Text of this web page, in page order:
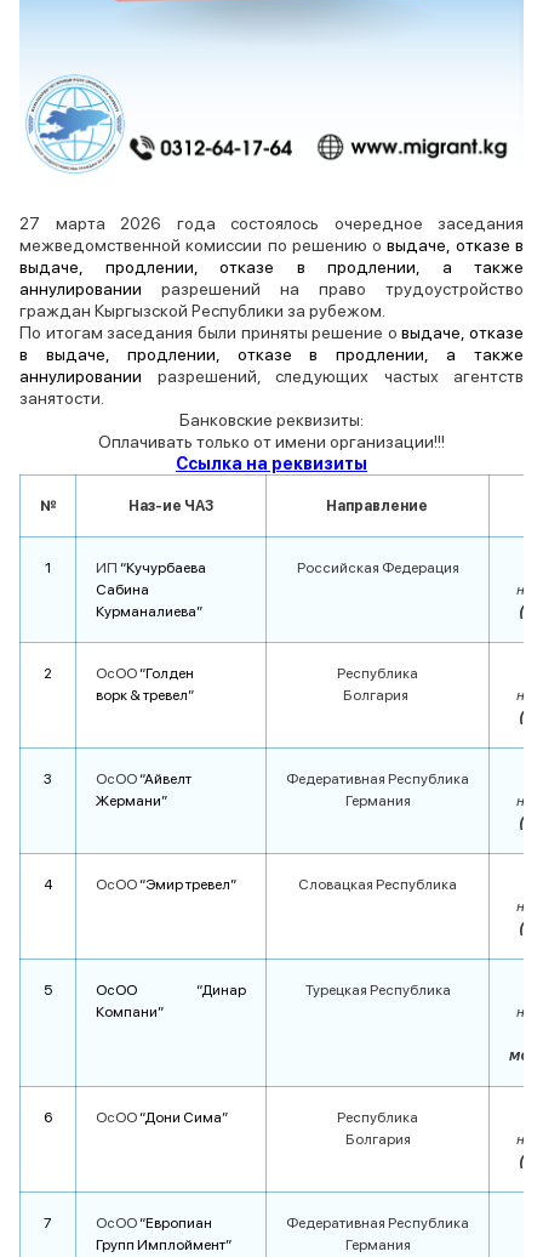
27 марта 2026 года состоялось очередное заседания
межведомственной комиссии по решению овыдаче, отказе в
выдаче, продлении, отказе в продлении, а также
аннулировании разрешений на право трудоустройство
граждан Кыргызской Республики за рубежом.
По итогам заседания были приняты решение овыдаче, отказе
в выдаче, продлении, отказе в продлении, а также
аннулировании разрешений, следующих частых агентств
занятости.
Банковские реквизиты:
Оплачивать только от имени организации!!!
Ссылка на реквизиты
№ Наз-ие ЧАЗ Направление
1 ИП “Кучурбаева
Сабина
Курманалиева”
Российская Федерация
на
(с
2 ОсОО“Голден
ворк & тревел”
Республика
Болгария
на
(с
3 ОсОО“Айвелт
Жермани”
Федеративная Республика
Германия
на
(с
4 ОсОО“Эмир тревел” Словацкая Республика
на
(с
5
ОсОО “Динар
Компани”
Турецкая Республика
на
6 ОсОО“Дони Сима”
Республика
Болгария
на
(с
7 ОсОО“Европиан
Групп Имплоймент”
Федеративная Республика
Германия